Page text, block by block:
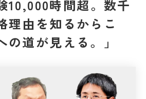
10,000時間超。数千
理由を知るからこ
の道が見える。」